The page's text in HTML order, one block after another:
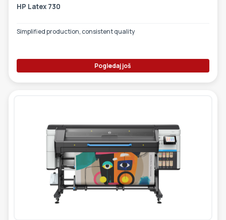
HP Latex 730
Simplified production, consistent quality
Pogledaj još